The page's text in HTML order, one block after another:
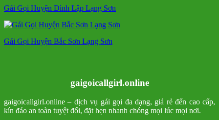
Gái Gọi Huyện Đình Lập Lạng Sơn
Gái Gọi Huyện Bắc Sơn Lạng Sơn
gaigoicallgirl.online
gaigoicallgirl.online – dịch vụ gái gọi đa dạng, giá rẻ đến cao cấp,
kín đáo an toàn tuyệt đối, đặt hẹn nhanh chóng mọi lúc mọi nơi.